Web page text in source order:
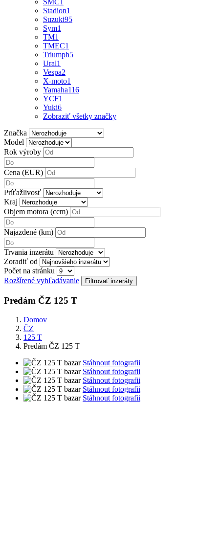
SMC
Stadion1
Suzuki95
Sym1
TM1
TMEC1
Triumph5
Ural1
Vespa2
X-moto1
Yamaha116
YCF1
Yuki6
Zobraziť všetky značky
Značka
Model
Rok výroby
Cena (EUR)
Príťažlivosť
Kraj
Objem motora (ccm)
Najazdené (km)
Trvania inzerátu
Zoradiť od
Počet na stránku
Rozšírené vyhľadávanie
Predám ČZ 125 T
Domov
ČZ
125 T
Predám ČZ 125 T
Stáhnout fotografii
Stáhnout fotografii
Stáhnout fotografii
Stáhnout fotografii
Stáhnout fotografii